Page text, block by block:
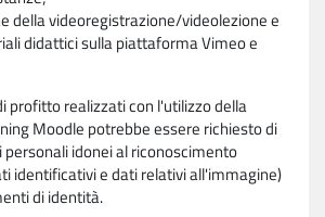
della videoregistrazione/videolezione e
didattici sulla piattaforma Vimeo e
profitto realizzati con l'utilizzo della
Moodle potrebbe essere richiesto di
idonei al riconoscimento
identificativi e dati relativi all'immagine)
di identità.